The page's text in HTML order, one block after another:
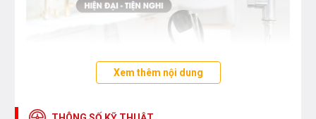
Vòi rửa bát Moomton MT378-1B hiện đại, tiện nghi
Xem thêm nội dung